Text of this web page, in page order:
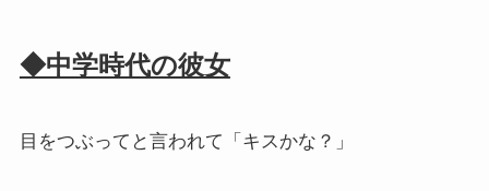
◆中学時代の彼女
目をつぶってと言われて「キスかな？」